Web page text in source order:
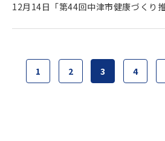
1 2 3 4